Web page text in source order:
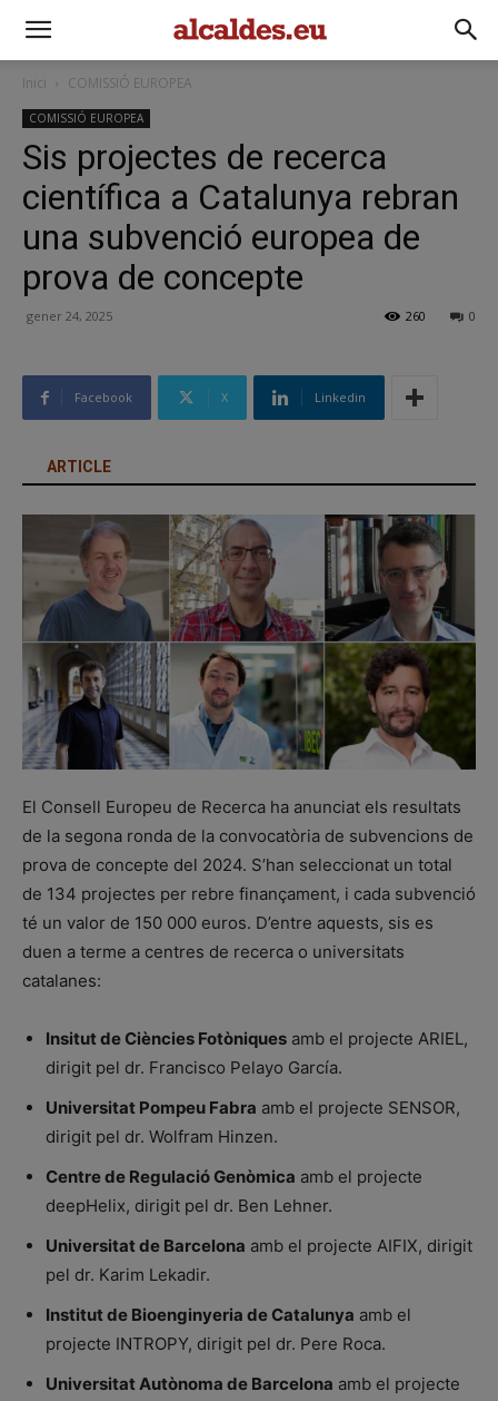
Inici COMISSIÓ EUROPEA
COMISSIÓ EUROPEA
Sis projectes de recerca
científica a Catalunya rebran
una subvenció europea de
prova de concepte
gener 24, 2025 0
260
Facebook X Linkedin
ARTICLE
El Consell Europeu de Recerca ha anunciat els resultats
de la segona ronda de la convocatòria de subvencions de
prova de concepte del 2024. S’han seleccionat un total
de 134 projectes per rebre finançament, i cada subvenció
té un valor de 150 000 euros. D’entre aquests, sis es
duen a terme a centres de recerca o universitats
catalanes:
Insitut de Ciències Fotòniques amb el projecte ARIEL,
dirigit pel dr. Francisco Pelayo García.
Universitat Pompeu Fabra amb el projecte SENSOR,
dirigit pel dr. Wolfram Hinzen.
Centre de Regulació Genòmica amb el projecte
deepHelix, dirigit pel dr. Ben Lehner.
Universitat de Barcelona amb el projecte AIFIX, dirigit
pel dr. Karim Lekadir.
Institut de Bioenginyeria de Catalunya amb el
projecte INTROPY, dirigit pel dr. Pere Roca.
Universitat Autònoma de Barcelona amb el projecte